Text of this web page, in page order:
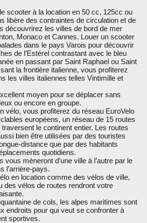
scooter à la location en 50 cc, 125cc ou
libère des contraintes de circulation et de
découvrirez les villes de bord de mer
Monaco et Cannes. Louer un scooter
dans le pays Varois pour découvrir
de l’Estérel contrastant avec le bleu
en passant par Saint Raphael ou Saint
la frontière italienne, vous profiterez
les villes italiennes telles Vintimille et
moyen pour se déplacer sans
ou encore en groupe.
vélo, vous profiterez du réseau EuroVelo
européens, un réseau de 15 routes
le continent entier. Les routes
bien être utilisées par des touristes
distance que par des habitants
quotidiens.
vous mèneront d’une ville à l’autre par le
l’arrière-pays.
en location comme des vélos de ville,
des vélos de routes rendront votre
de cols, les alpes maritimes sont
endroits pour qui veut se confronter à
sportives.